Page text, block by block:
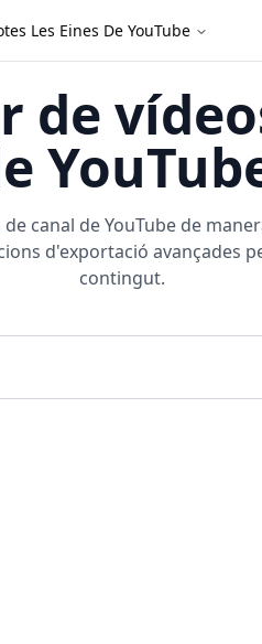
Les Eines De YouTube
de
canal de YouTube de
d'exportació avançades
contingut.